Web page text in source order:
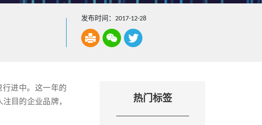
发布时间：2017-12-28
进中。这一年的
目的企业品牌，
热门标签